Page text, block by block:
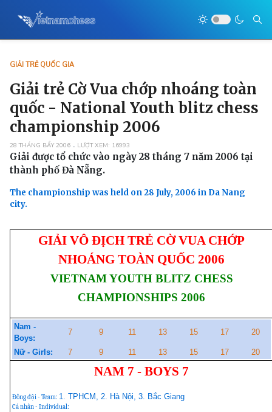
GIẢI TRẺ QUỐC GIA
Giải trẻ Cờ Vua chớp nhoáng toàn
quốc - National Youth blitz chess
championship 2006
28 THÁNG BẨY 2006 LƯỢT XEM: 16993
Giải được tổ chức vào ngày 28 tháng 7 năm 2006 tại
thành phố Đà Nẵng.
The championship was held on 28 July, 2006 in Da Nang
city.
GIẢI VÔ ĐỊCH TRẺ CỜ VUA CHỚP
NHOÁNG TOÀN QUỐC 2006
VIETNAM YOUTH BLITZ CHESS
CHAMPIONSHIPS 2006
Nam -
Boys:
7 9 11 13 15 17 20
Nữ - Girls: 7 9 11 13 15 17 20
NAM 7 - BOYS 7
Đồng đội - Team: 1. TPHCM, 2. Hà Nội, 3. Bắc Giang
Cá nhân - Individual: